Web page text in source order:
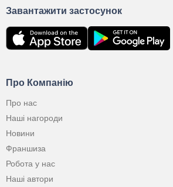
Про Компанію
Про нас
Наші нагороди
Новини
Франшиза
Робота у нас
Наші автори
Завантажити застосунок